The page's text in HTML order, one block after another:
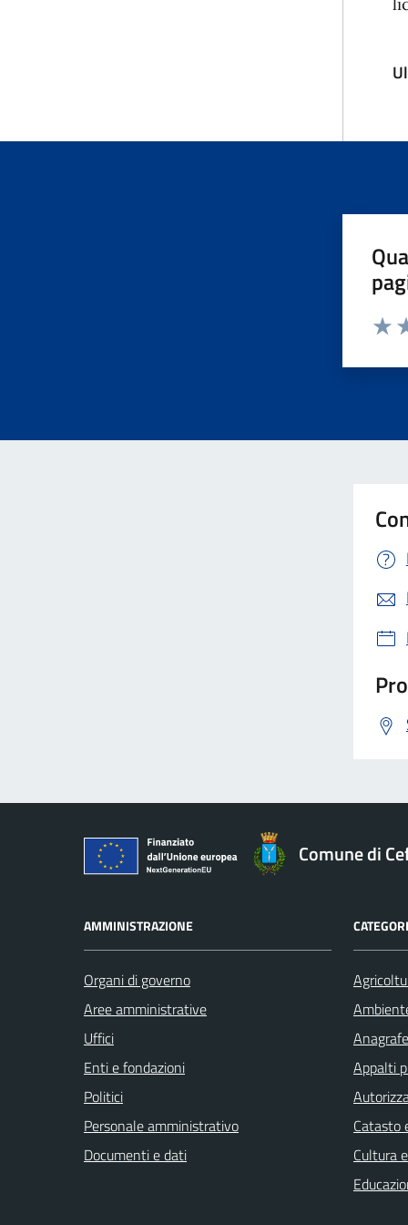
Comune di
AMMINISTRAZIONE
Organi di governo
Aree amministrative
Uffici
Enti e fondazioni
Politici
Personale amministrativo
Documenti e dati
Appalti
Catasto
Cultura